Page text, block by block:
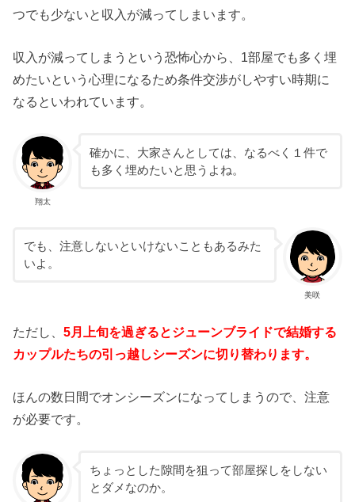
つでも少ないと収入が減ってしまいます。
収入が減ってしまうという恐怖心から、1部屋でも多く埋
めたいという心理になるため条件交渉がしやすい時期に
なるといわれています。
翔太
確かに、大家さんとしては、なるべく１件で
も多く埋めたいと思うよね。
美咲
でも、注意しないといけないこともあるみた
いよ。
ただし、5月上旬を過ぎるとジューンブライドで結婚する
カップルたちの引っ越しシーズンに切り替わります。
ほんの数日間でオンシーズンになってしまうので、注意
が必要です。
ちょっとした隙間を狙って部屋探しをしない
とダメなのか。